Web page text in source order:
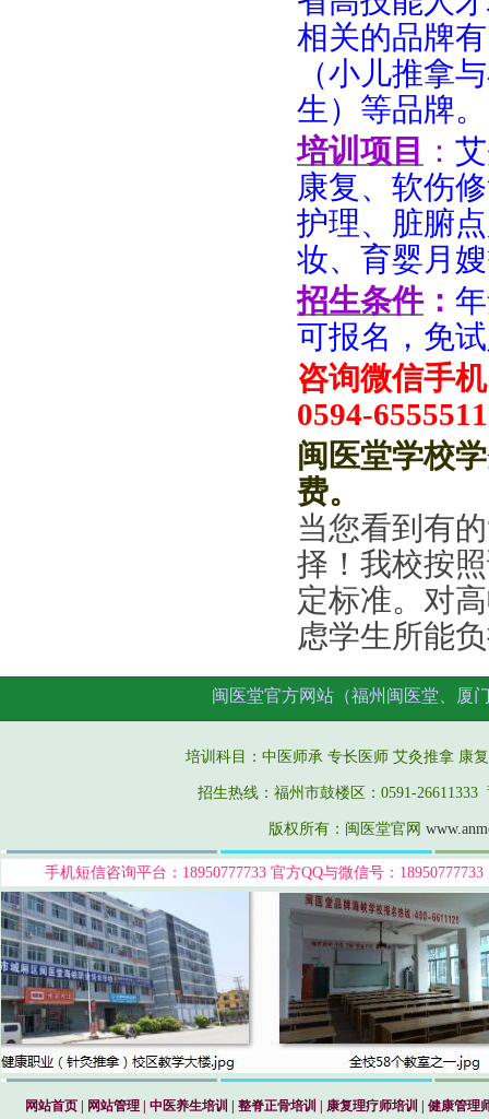
相关的品牌
（小儿推拿
生）等品牌。
培训项目
：
康复、软伤
护理、脏腑
妆、育婴月
招生条件：
可报名，免
咨询微信手
0594-6555511
闽医堂学校
费。
当您看到有
择！ 我校按
定标准。对
虑学生所能
培训科目：中医师承 专长医师 艾灸推拿 康
招生热线：福州市鼓楼区：0591-
版权所有：闽医堂官网
手机短信咨询平台：18950777733 官方QQ与微信号：
网站首页 网站管理 中医养生培训 整脊正骨培训 康复理疗师培训 健康管理
闽医堂官方网站（福州闽医堂、厦